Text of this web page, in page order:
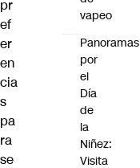
pr
ef
er
en
cia
s
pa
ra
se
vapeo
Panoramas
por
el
Día
de
la
Niñez:
Visita